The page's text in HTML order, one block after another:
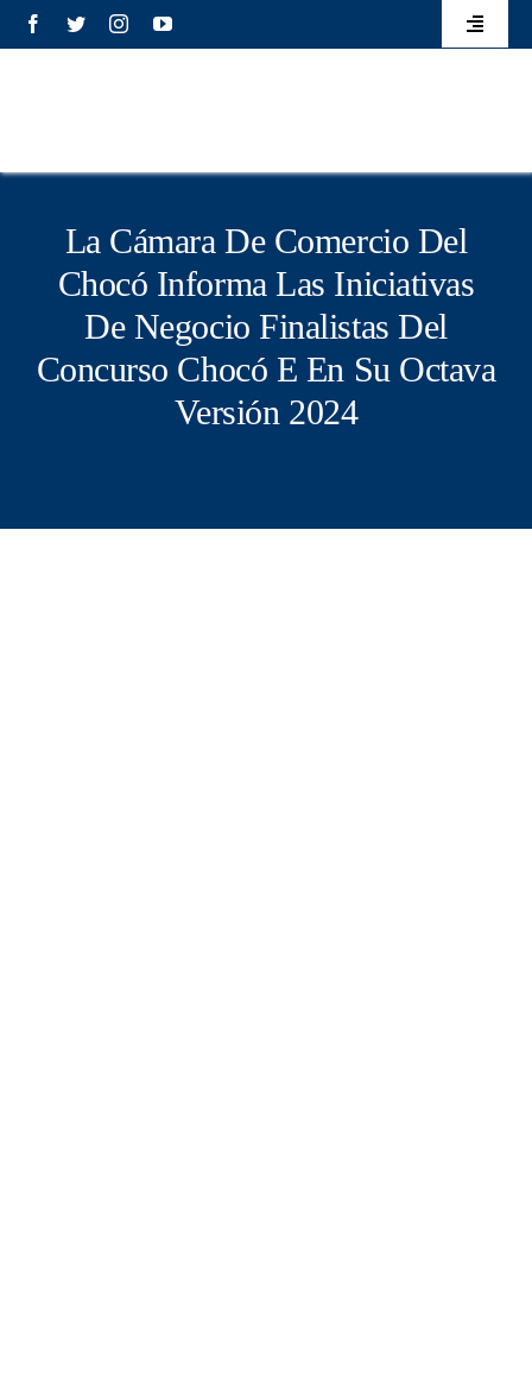
contenido
Saltar
al
Toggle
Mecanismo de atención
La Cámara De Comercio Del
Chocó Informa Las Iniciativas
De Negocio Finalistas Del
Concurso Chocó E En Su Octava
Versión 2024